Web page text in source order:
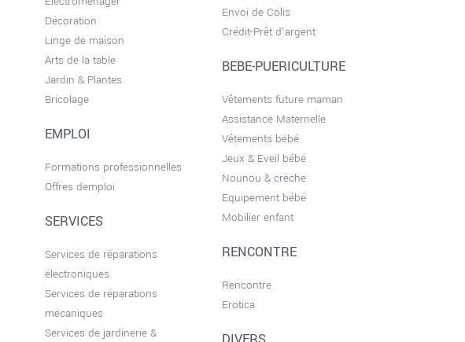
Décoration
Linge de maison
Arts de la table
Jardin & Plantes
Bricolage
EMPLOI
Formations professionnelles
Offres demploi
SERVICES
Services de réparations
électroniques
Services de réparations
mécaniques
Services de jardinerie &
Envoi de Colis
Crédit-Prêt d'argent
BEBE-PUERICULTURE
Vêtements future maman
Assistance Maternelle
Vêtements bébé
Jeux & Eveil bébé
Nounou & crèche
Equipement bébé
Mobilier enfant
RENCONTRE
Rencontre
Erotica